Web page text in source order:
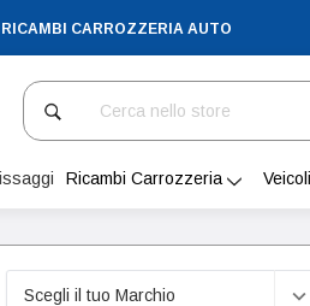
CARROZZERIA AUTO
Cerca
Ricambi Carrozzeria